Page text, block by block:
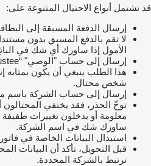
قد تشتمل أنواع الاحتيال المتنوعة على:
إرسال الدفعة المسبقة إلى
لا تقم بالدفع المسبق بدون
الأمول إذا ساورك أي شك في
إرسال إلى حساب "الوصي" “Trustee”
هذا الطلب ينبغي أن يكون بمثابه
شخص محتال.
إرسال إلى حساب الشركة باسم
توخّ الحذر، فقد يختفي
معلومة أو يدخلون تغييرات طفيفة
ساورك شك في اسم الشركة.
استبدال البيانات الخاصة في
قبل التحويل، تأكد أن البيانات
ترتبط بالشركة المحددة.